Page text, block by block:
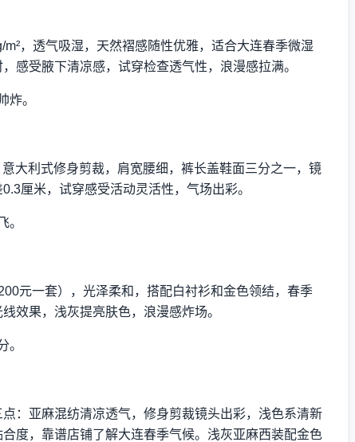
，透气吸湿，天然褶感随性优雅，适合大连春季微湿
感受腋下清凉感，试穿检查透气性，浪漫感拉满。
炸。
大利式修身剪裁，肩宽腰细，裤长盖鞋面三分之一，镜
厘米，试穿感受活动灵活性，气场出彩。
。
元一套），光泽柔和，搭配白衬衫和金色领结，春季
效果，浅灰提亮肤色，浪漫感炸场。
。
：亚麻混纺清凉透气，修身剪裁镜头出彩，浅色系清新
度，靠谱店铺了解大连春季气候。浅灰亚麻西装配金色